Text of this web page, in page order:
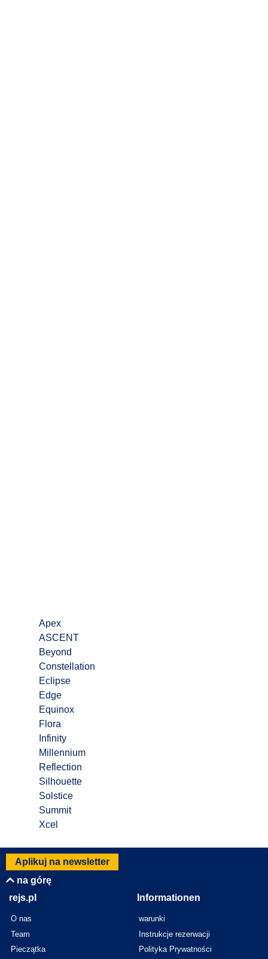
Apex
ASCENT
Beyond
Constellation
Eclipse
Edge
Equinox
Flora
Infinity
Millennium
Reflection
Silhouette
Solstice
Summit
Xcel
Aplikuj na newsletter
na górę
rejs.pl
O nas
Team
Pieczątka
Informationen
warunki
Instrukcje rezerwacji
Polityka Prywatności